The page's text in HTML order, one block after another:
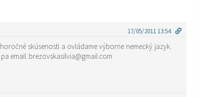
17/05/2011 13:54
skúsenosti a ovládame výborne nemecký jazyk.
email.:brezovskasilvia@gmail.com